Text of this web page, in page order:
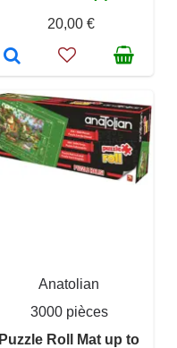
20,00 €
Anatolian
3000 pièces
Puzzle Roll Mat up to